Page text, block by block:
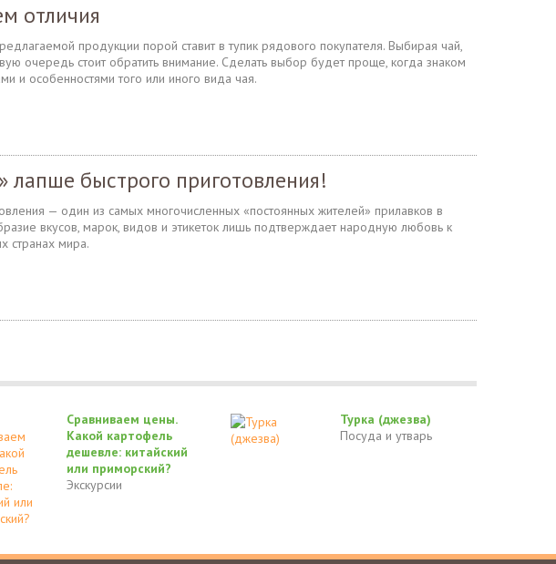
отличия
продукции порой ставит в тупик рядового покупателя. Выбирая чай,
очередь стоит обратить внимание. Сделать выбор будет проще, когда знаком
и особенностями того или иного вида чая.
лапше быстрого приготовления!
— один из самых многочисленных «постоянных жителей» прилавков в
вкусов, марок, видов и этикеток лишь подтверждает народную любовь к
странах мира.
Сравниваем цены.
Какой картофель
дешевле: китайский
или приморский?
Экскурсии
Турка (джезва)
Посуда и утварь